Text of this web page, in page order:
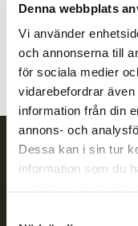
Denna webbplats
Vi använder
och annonserna till
för sociala medier
vidarebefordrar
information från din
annons- och
Dessa kan i sin tur
information som du
ita-
Finlands